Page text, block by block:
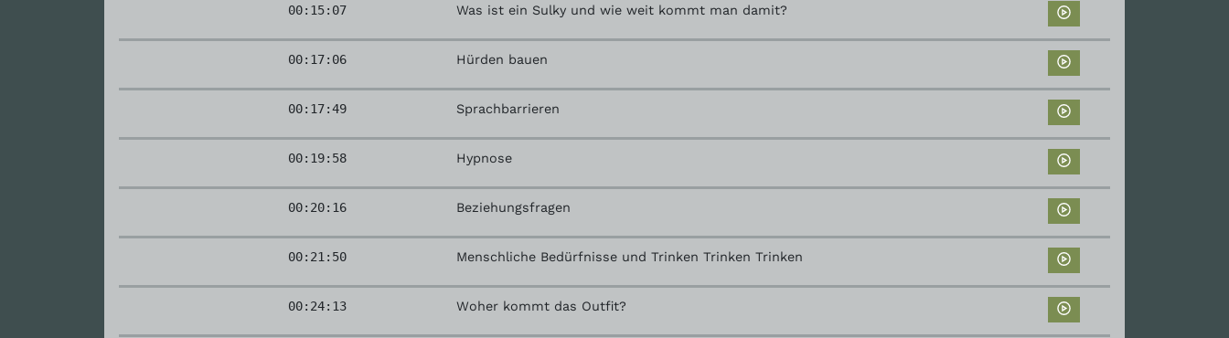
00:15:07 Was ist ein Sulky und wie weit kommt man damit?
00:17:06 Hürden bauen
00:17:49 Sprachbarrieren
00:19:58 Hypnose
00:20:16 Beziehungsfragen
00:21:50 Menschliche Bedürfnisse und Trinken Trinken Trinken
00:24:13 Woher kommt das Outfit?